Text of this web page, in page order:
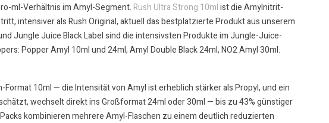
ml-Verhältnis im Amyl-Segment. Rush Ultra Strong 10mlist die Amylnitrit-
intensiver als Rush Original, aktuell das bestplatzierte Produkt aus unserem
Jungle Juice Black Label sind die intensivsten Produkte im Jungle-Juice-
Popper Amyl 10ml und 24ml, Amyl Double Black 24ml, NO2 Amyl 30ml.
Format 10ml — die Intensität von Amyl ist erheblich stärker als Propyl, und ein
wechselt direkt insGroßformat 24ml oder 30ml — bis zu 43% günstiger
kombinieren mehrere Amyl-Flaschen zu einem deutlich reduzierten